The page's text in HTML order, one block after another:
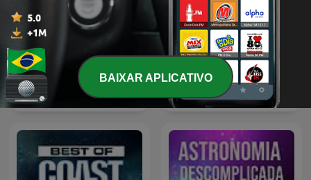
Som de rua com chuva /
Street noise with rain /
Ruido de la calle con lluvia
Som da Natureza
BAIXAR APLICATIVO